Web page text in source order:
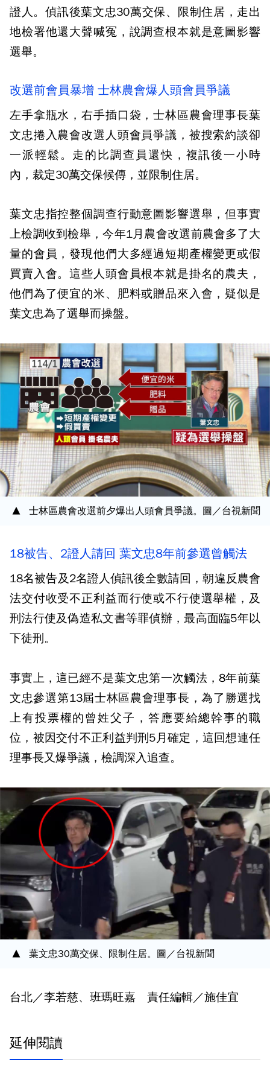
證人。偵訊後葉文忠30萬交保、限制住居，走出
地檢署他還大聲喊冤，說調查根本就是意圖影響
選舉。
改選前會員暴增 士林農會爆人頭會員爭議
左手拿瓶水，右手插口袋，士林區農會理事長葉
文忠捲入農會改選人頭會員爭議，被搜索約談卻
一派輕鬆。走的比調查員還快，複訊後一小時
內，裁定30萬交保候傳，並限制住居。
葉文忠指控整個調查行動意圖影響選舉，但事實
上檢調收到檢舉，今年1月農會改選前農會多了大
量的會員，發現他們大多經過短期產權變更或假
買賣入會。這些人頭會員根本就是掛名的農夫，
他們為了便宜的米、肥料或贈品來入會，疑似是
葉文忠為了選舉而操盤。
士林區農會改選前夕爆出人頭會員爭議。圖／台視新聞
18被告、2證人請回 葉文忠8年前參選曾觸法
18名被告及2名證人偵訊後全數請回，朝違反農會
法交付收受不正利益而行使或不行使選舉權，及
刑法行使及偽造私文書等罪偵辦，最高面臨5年以
下徒刑。
事實上，這已經不是葉文忠第一次觸法，8年前葉
文忠參選第13屆士林區農會理事長，為了勝選找
上有投票權的曾姓父子，答應要給總幹事的職
位，被因交付不正利益判刑5月確定，這回想連任
理事長又爆爭議，檢調深入追查。
葉文忠30萬交保、限制住居。圖／台視新聞
台北／李若慈、班瑪旺嘉 責任編輯／施佳宜
延伸閱讀